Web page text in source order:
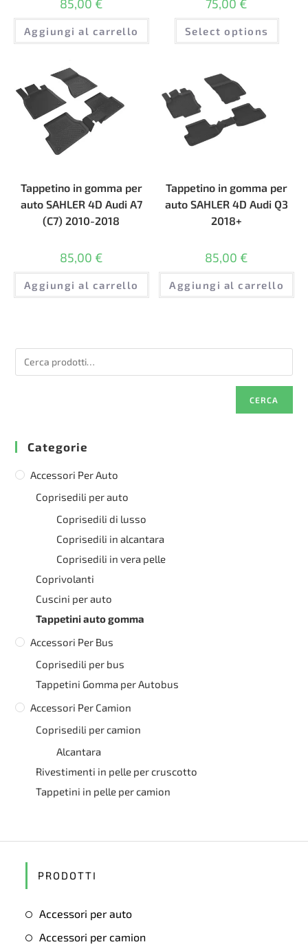
85,00 €
Aggiungi al carrello
75,00 €
Select options
Tappetino in gomma per
auto SAHLER 4D Audi A7
(С7) 2010-2018
85,00 €
Aggiungi al carrello
Tappetino in gomma per
auto SAHLER 4D Audi Q3
2018+
85,00 €
Aggiungi al carrello
CERCA
Categorie
Accessori Per Auto
Coprisedili per auto
Coprisedili di lusso
Coprisedili in alcantara
Coprisedili in vera pelle
Coprivolanti
Cuscini per auto
Tappetini auto gomma
Accessori Per Bus
Coprisedili per bus
Tappetini Gomma per Autobus
Accessori Per Camion
Coprisedili per camion
Alcantara
Rivestimenti in pelle per cruscotto
Tappetini in pelle per camion
PRODOTTI
Accessori per auto
Accessori per camion